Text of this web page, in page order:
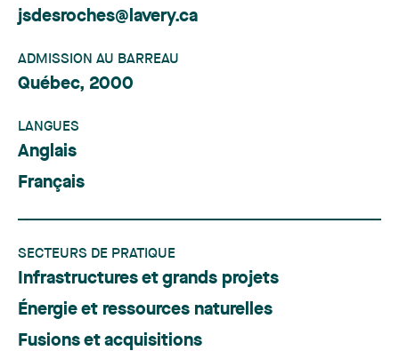
jsdesroches@lavery.ca
ADMISSION AU BARREAU
Québec, 2000
LANGUES
Anglais
Français
SECTEURS DE PRATIQUE
Infrastructures et grands projets
Énergie et ressources naturelles
Fusions et acquisitions